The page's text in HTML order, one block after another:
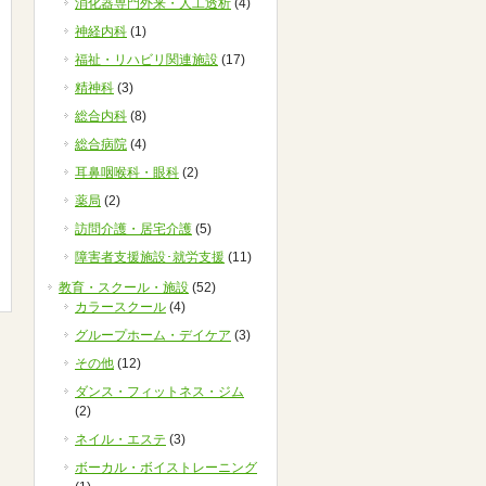
消化器専門外来・人工透析 (4)
神経内科 (1)
福祉・リハビリ関連施設 (17)
精神科 (3)
総合内科 (8)
総合病院 (4)
耳鼻咽喉科・眼科 (2)
薬局 (2)
訪問介護・居宅介護 (5)
障害者支援施設･就労支援 (11)
教育・スクール・施設 (52)
カラースクール (4)
グループホーム・デイケア (3)
その他 (12)
ダンス・フィットネス・ジム
(2)
ネイル・エステ (3)
ボーカル・ボイストレーニング